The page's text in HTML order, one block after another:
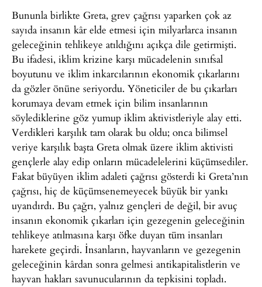
Bununla birlikte Greta, grev çağrısı yaparken çok az
sayıda insanın kâr elde etmesi için milyarlarca insanın
geleceğinin tehlikeye atıldığını açıkça dile getirmişti.
Bu ifadesi, iklim krizine karşı mücadelenin sınıfsal
boyutunu ve iklim inkarcılarının ekonomik çıkarlarını
da gözler önüne seriyordu. Yöneticiler de bu çıkarları
korumaya devam etmek için bilim insanlarının
söylediklerine göz yumup iklim aktivistleriyle alay etti.
Verdikleri karşılık tam olarak bu oldu; onca bilimsel
veriye karşılık başta Greta olmak üzere iklim aktivisti
gençlerle alay edip onların mücadelelerini küçümsediler.
Fakat büyüyen iklim adaleti çağrısı gösterdi ki Greta’nın
çağrısı, hiç de küçümsenemeyecek büyük bir yankı
uyandırdı. Bu çağrı, yalnız gençleri de değil, bir avuç
insanın ekonomik çıkarları için gezegenin geleceğinin
tehlikeye atılmasına karşı öfke duyan tüm insanları
harekete geçirdi. İnsanların, hayvanların ve gezegenin
geleceğinin kârdan sonra gelmesi antikapitalistlerin ve
hayvan hakları savunucularının da tepkisini topladı.